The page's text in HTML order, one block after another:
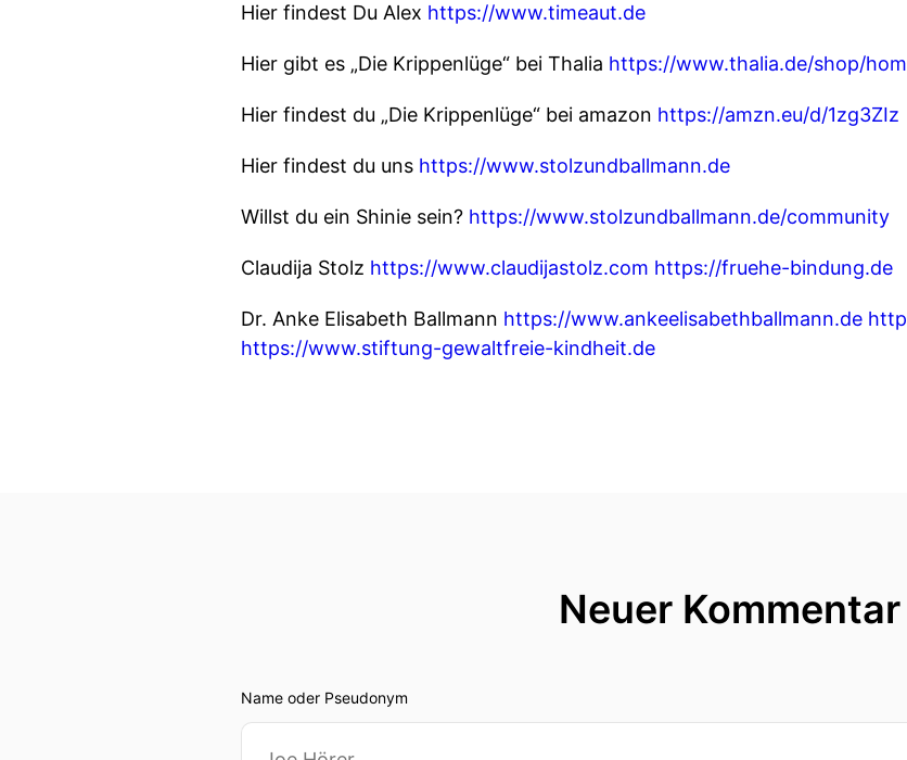
Hier findest Du Alex https://www.timeaut.de
Hier gibt es „Die Krippenlüge“ bei Thalia https://www.thalia.de/shop/
Hier findest du „Die Krippenlüge“ bei amazon https://amzn.eu/d/1zg3ZIz
Hier findest du uns https://www.stolzundballmann.de
Willst du ein Shinie sein? https://www.stolzundballmann.de/community
Claudija Stolz https://www.claudijastolz.com https://fruehe-bindung.de
Dr. Anke Elisabeth Ballmann https://www.ankeelisabethballmann.de
https://www.stiftung-gewaltfreie-kindheit.de
Neuer Kommentar
Name oder Pseudonym